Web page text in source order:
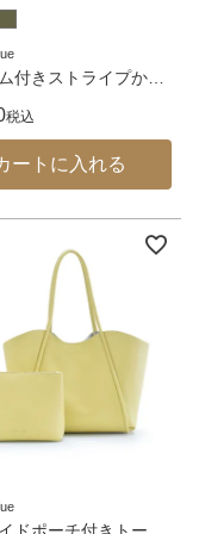
付きストライプか
税込
ートに入れる